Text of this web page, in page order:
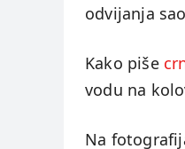
odvijanja
Kako piše
vodu na
Na